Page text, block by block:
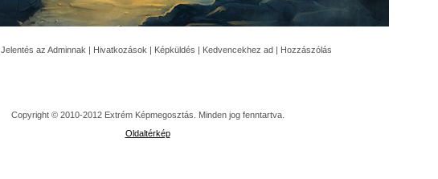
Jelentés az Adminnak | Hivatkozások | Képküldés | Kedvencekhez ad | Hozzászólás
Copyright © 2010-2012 Extrém Képmegosztás. Minden jog fenntartva.
Oldaltérkép